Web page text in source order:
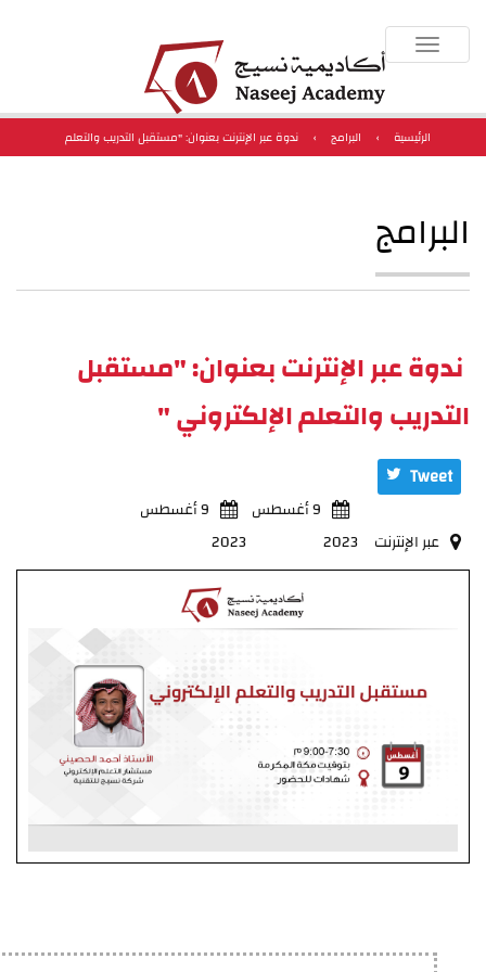
Toggle
navigation
الرئيسية › البرامج ›
ندوة عبر الإنترنت بعنوان: "مستقبل التدريب والتعلم
البرامج
ندوة عبر الإنترنت بعنوان: "مستقبل
التدريب والتعلم الإلكتروني "
Tweet
عبر الإنترنت
9 أغسطس
2023
9 أغسطس
2023